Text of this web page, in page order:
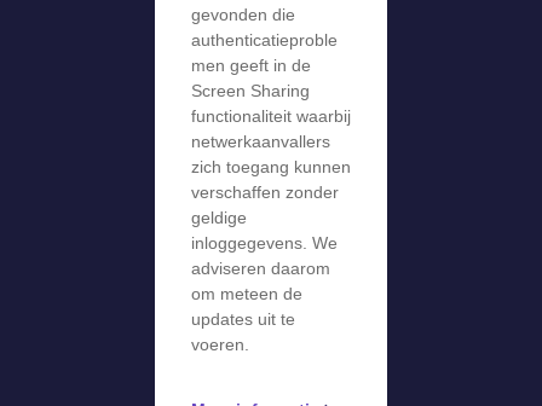
gevonden die
authenticatieproble
men geeft in de
Screen Sharing
functionaliteit waarbij
netwerkaanvallers
zich toegang kunnen
verschaffen zonder
geldige
inloggegevens. We
adviseren daarom
om meteen de
updates uit te
voeren.